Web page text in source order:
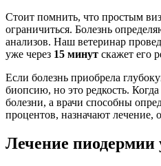
Стоит помнить, что простым
ограничиться. Болезнь
анализов. Наш ветеринар
уже через 15 минут скажет его
Если болезнь приобрела
биопсию, но это редкость.
болезни, а врачи способны
процентов, назначают лечение,
Лечение пиодермии